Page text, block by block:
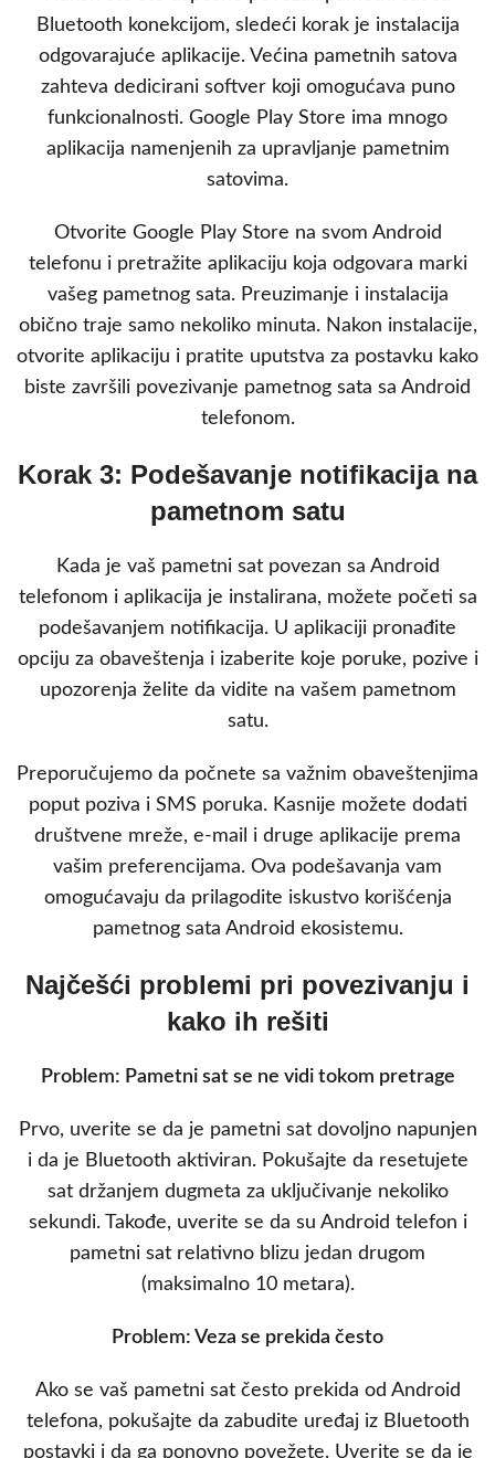
Bluetooth konekcijom, sledeći korak je instalacija
odgovarajuće aplikacije. Većina pametnih satova
zahteva dedicirani softver koji omogućava puno
funkcionalnosti. Google Play Store ima mnogo
aplikacija namenjenih za upravljanje pametnim
satovima.
Otvorite Google Play Store na svom Android
telefonu i pretražite aplikaciju koja odgovara marki
vašeg pametnog sata. Preuzimanje i instalacija
obično traje samo nekoliko minuta. Nakon instalacije,
otvorite aplikaciju i pratite uputstva za postavku kako
biste završili povezivanje pametnog sata sa Android
telefonom.
Korak 3: Podešavanje notifikacija na
pametnom satu
Kada je vaš pametni sat povezan sa Android
telefonom i aplikacija je instalirana, možete početi sa
podešavanjem notifikacija. U aplikaciji pronađite
opciju za obaveštenja i izaberite koje poruke, pozive i
upozorenja želite da vidite na vašem pametnom
satu.
Preporučujemo da počnete sa važnim obaveštenjima
poput poziva i SMS poruka. Kasnije možete dodati
društvene mreže, e-mail i druge aplikacije prema
vašim preferencijama. Ova podešavanja vam
omogućavaju da prilagodite iskustvo korišćenja
pametnog sata Android ekosistemu.
Najčešći problemi pri povezivanju i
kako ih rešiti
Problem: Pametni sat se ne vidi tokom pretrage
Prvo, uverite se da je pametni sat dovoljno napunjen
i da je Bluetooth aktiviran. Pokušajte da resetujete
sat držanjem dugmeta za uključivanje nekoliko
sekundi. Takođe, uverite se da su Android telefon i
pametni sat relativno blizu jedan drugom
(maksimalno 10 metara).
Problem: Veza se prekida često
Ako se vaš pametni sat često prekida od Android
telefona, pokušajte da zabudite uređaj iz Bluetooth
postavki i da ga ponovno povežete. Uverite se da je